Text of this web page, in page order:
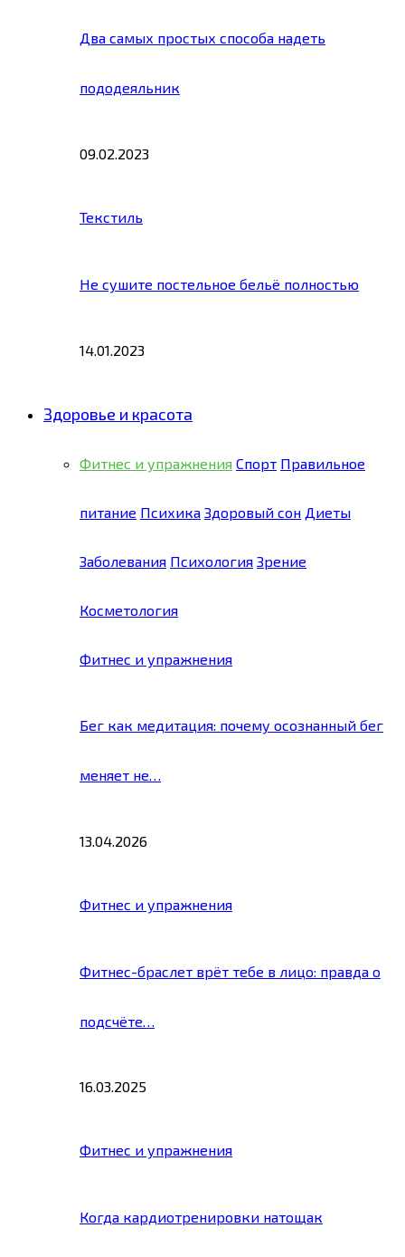
Два самых простых способа надеть
пододеяльник
09.02.2023
Текстиль
Не сушите постельное бельё полностью
14.01.2023
Здоровье и красота
Фитнес и упражнения Спорт Правильное
питание Психика Здоровый сон Диеты
Заболевания Психология Зрение
Косметология
Фитнес и упражнения
Бег как медитация: почему осознанный бег
меняет не…
13.04.2026
Фитнес и упражнения
Фитнес-браслет врёт тебе в лицо: правда о
подсчёте…
16.03.2025
Фитнес и упражнения
Когда кардиотренировки натощак